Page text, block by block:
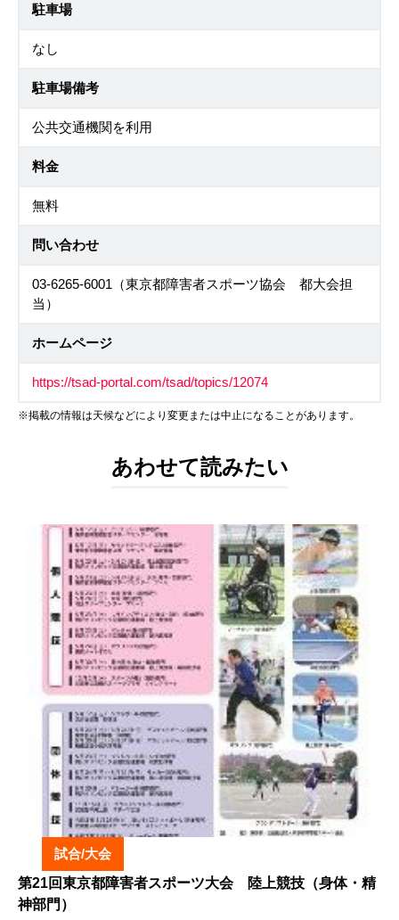
駐車場
なし
駐車場備考
公共交通機関を利用
料金
無料
問い合わせ
03-6265-6001（東京都障害者スポーツ協会 都大会担
当）
ホームページ
https://tsad-portal.com/tsad/topics/12074
※掲載の情報は天候などにより変更または中止になることがあります。
あわせて読みたい
試合/大会
第21回東京都障害者スポーツ大会 陸上競技（身体・精
神部門）